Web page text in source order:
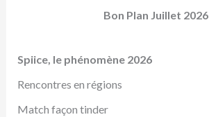
Bon Plan Juillet 2026
Spiice, le phénomène 2026
Rencontres en régions
Match façon tinder